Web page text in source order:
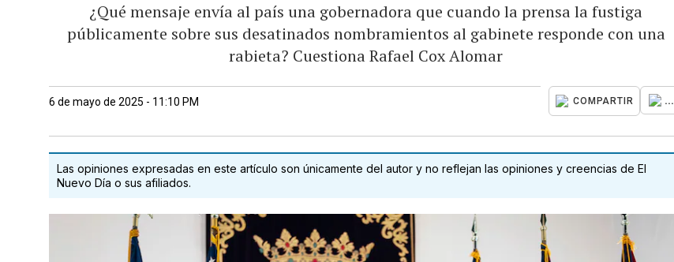
¿Qué mensaje envía al país una gobernadora que cuando la prensa la fustiga
públicamente sobre sus desatinados nombramientos al gabinete responde con una
rabieta? Cuestiona Rafael Cox Alomar
6 de mayo de 2025 - 11:10 PM COMPARTIR ...
Las opiniones expresadas en este artículo son únicamente del autor y no reflejan las opiniones y creencias de El
Nuevo Día o sus afiliados.